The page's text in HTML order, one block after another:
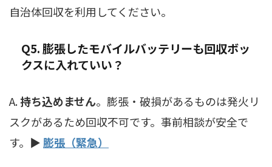
自治体回収を利用してください。
Q5. 膨張したモバイルバッテリーも回収ボッ
クスに入れていい？
A.持ち込めません。膨張・破損があるものは発火リ
スクがあるため回収不可です。事前相談が安全で
す。▶膨張（緊急）